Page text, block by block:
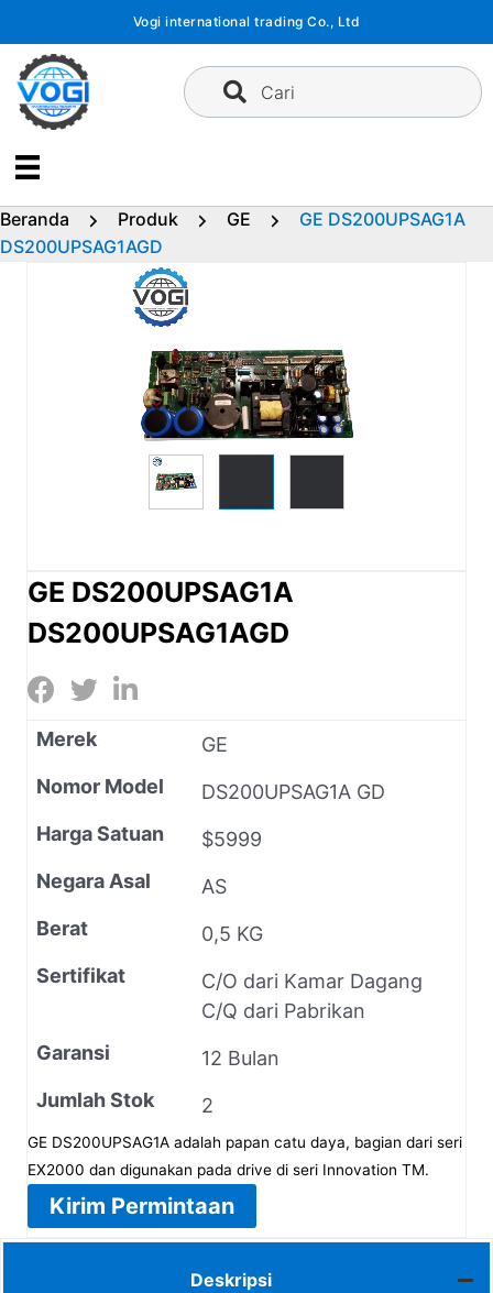
konten
Vogi international trading Co., Ltd
Cari
Beranda Produk GE
GE DS200UPSAG1A
DS200UPSAG1AGD
GE DS200UPSAG1A
DS200UPSAG1AGD
Merek
GE
Nomor Model
DS200UPSAG1A GD
Harga Satuan
$5999
Negara Asal
AS
Berat
0,5 KG
Sertifikat
C/O dari Kamar Dagang
C/Q dari Pabrikan
Garansi
12 Bulan
Jumlah Stok
2
GE DS200UPSAG1A adalah papan catu daya, bagian dari seri
EX2000 dan digunakan pada drive di seri Innovation TM.
Kirim Permintaan
Deskripsi